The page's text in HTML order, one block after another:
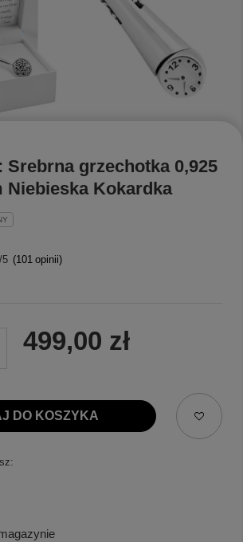
Srebrna grzechotka 0,925
Niebieska Kokardka
5 (101 opinii)
499,00 zł
DO KOSZYKA